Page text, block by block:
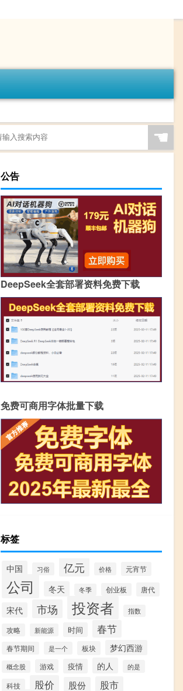
☚
公告
DeepSeek全套部署资料免费下载
免费可商用字体批量下载
标签
中国 习俗 亿元 价格 元宵节
公司 冬天 冬季 创业板 唐代
宋代 市场 投资者 指数
攻略 新能源 时间 春节
春节期间 是一个 板块 梦幻西游
概念股 游戏 疫情 的人 的是
科技 股价 股份 股市